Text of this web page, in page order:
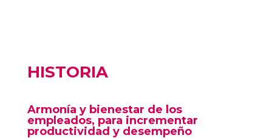
HISTORIA
Armonía y bienestar de los
empleados, para incrementar
productividad y desempeño